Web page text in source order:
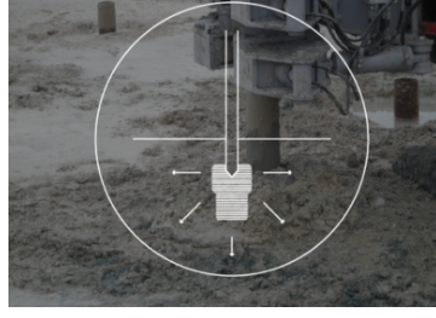
الحقن بالضغط